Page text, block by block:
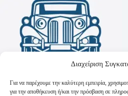
Διαχείριση
Για να παρέχουμε την καλύτερη εμπειρία,
για την αποθήκευση ή/και την πρόσβαση σε